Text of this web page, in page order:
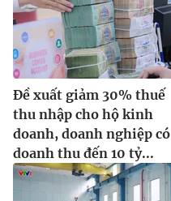
Đề xuất giảm 30% thuế
thu nhập cho hộ kinh
doanh, doanh nghiệp có
doanh thu đến 10 tỷ...